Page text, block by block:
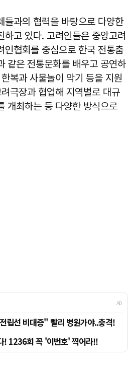
들과의 협력을 바탕으로 다양한
하고 있다. 고려인들은 중앙고려
인협회를 중심으로 한국 전통춤
같은 전통문화를 배우고 공연하
복과 사물놀이 악기 등을 지원
극장과 협업해 지역별로 대규
개최하는 등 다양한 방식으로